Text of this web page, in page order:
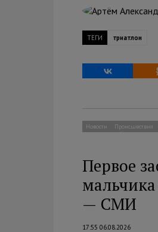
ТЕГИ триатлон
Новости Происшествия
Первое
— СМИ
17:55 06.08.2026